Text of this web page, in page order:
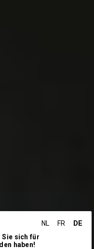
NL FR DE
Sie sich für
haben!